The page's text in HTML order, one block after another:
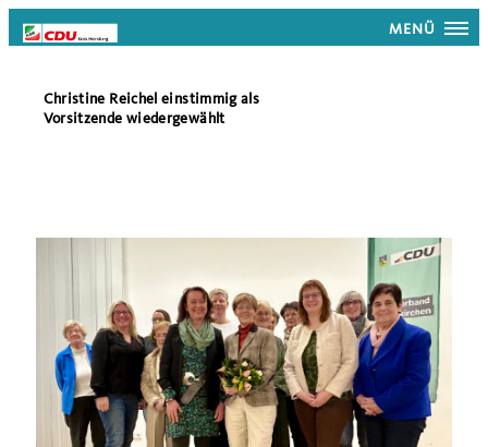
MENÜ
Christine Reichel einstimmig als
Vorsitzende wiedergewählt